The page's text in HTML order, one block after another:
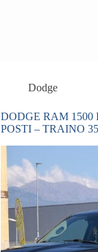
Dodge
DODGE RAM 1500
POSTI – TRAINO